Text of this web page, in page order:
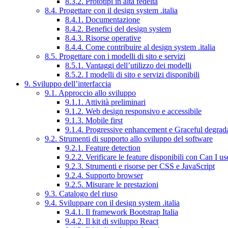
8.4. Progettare con il design system .italia
8.4.1. Documentazione
8.4.2. Benefici del design system
8.4.3. Risorse operative
8.4.4. Come contribuire al design system .italia
8.5. Progettare con i modelli di sito e servizi
8.5.1. Vantaggi dell’utilizzo dei modelli
8.5.2. I modelli di sito e servizi disponibili
9. Sviluppo dell’interfaccia
9.1. Approccio allo sviluppo
9.1.1. Attività preliminari
9.1.2. Web design responsivo e accessibile
9.1.3. Mobile first
9.1.4. Progressive enhancement e Graceful
9.2. Strumenti di supporto allo sviluppo del software
9.2.1. Feature detection
9.2.2. Verificare le feature disponibili con Can I
9.2.3. Strumenti e risorse per CSS e JavaScript
9.2.4. Supporto browser
9.2.5. Misurare le prestazioni
9.3. Catalogo del riuso
9.4. Sviluppare con il design system .italia
9.4.1. Il framework Bootstrap Italia
9.4.2. Il kit di sviluppo React